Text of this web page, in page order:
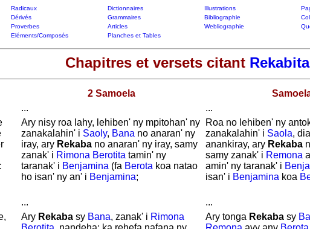
Radicaux Dictionnaires Illustrations
Dérivés Grammaires Bibliographie
Proverbes Articles Webliographie
Eléments/Composés Planches et Tables
Chapitres et versets citant Rekabita
2 Samoela Samoela
... ...
Ary nisy roa lahy, lehiben' ny mpitohan' ny
zanakalahin' i Saoly, Bana no anaran' ny
iray, ary Rekabano anaran' ny iray, samy
zanak' i Rimona Berotita tamin' ny
taranak' i Benjamina (fa Berota koa natao
ho isan' ny an' i Benjamina;
Roa no lehiben' ny
zanakalahin' i Saola, dia
anankiray, ary Rekaba
samy zanak' i Remona
amin' ny taranak' i
isan' i Benjamina koa
... ...
Ary Rekabasy Bana, zanak' i Rimona
Ary tonga Rekabasy